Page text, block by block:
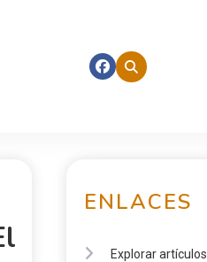
ENLACES
Explorar artículos